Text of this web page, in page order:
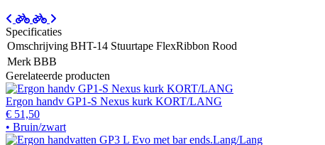
Specificaties
OmschrijvingBHT-14 Stuurtape FlexRibbon Rood
MerkBBB
Gerelateerde producten
Ergon handv GP1-S Nexus kurk KORT/LANG
€ 51,50
• Bruin/zwart